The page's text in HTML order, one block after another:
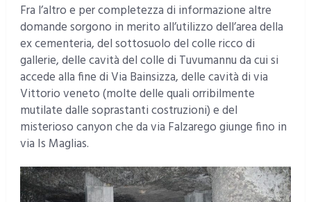
Fra l’altro e per completezza di informazione altre
domande sorgono in merito all’utilizzo dell’area della
ex cementeria, del sottosuolo del colle ricco di
gallerie, delle cavità del colle di Tuvumannu da cui si
accede alla fine di Via Bainsizza, delle cavità di via
Vittorio veneto (molte delle quali orribilmente
mutilate dalle soprastanti costruzioni) e del
misterioso canyon che da via Falzarego giunge fino in
via Is Maglias.